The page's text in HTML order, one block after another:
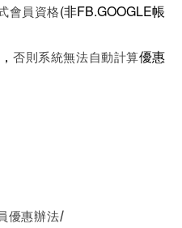
會員資格(非FB.GOOGLE帳
否則系統無法自動計算優惠
優惠辦法/